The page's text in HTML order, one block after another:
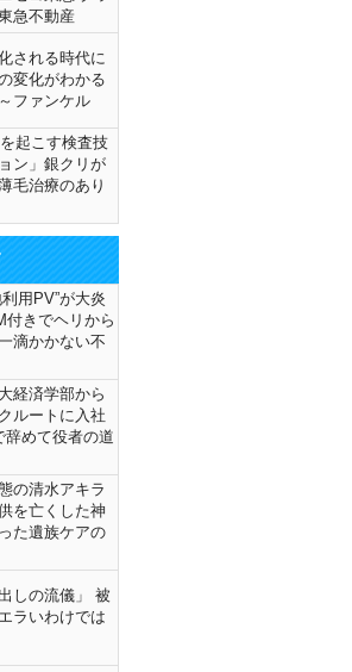
急不動産
される時代に
変化がわかる
ファンケル
起こす検査技
ン」銀クリが
毛治療のあり
用PV”が大炎
付きでヘリから
滴かかない不
経済学部から
ルートに入社
辞めて役者の道
の清水アキラ
を亡くした神
た遺族ケアの
しの流儀」 被
ラいわけでは